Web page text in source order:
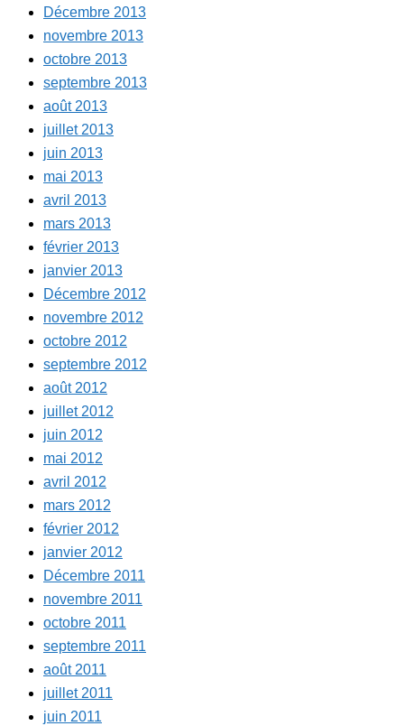
Décembre 2013
novembre 2013
octobre 2013
septembre 2013
août 2013
juillet 2013
juin 2013
mai 2013
avril 2013
mars 2013
février 2013
janvier 2013
Décembre 2012
novembre 2012
octobre 2012
septembre 2012
août 2012
juillet 2012
juin 2012
mai 2012
avril 2012
mars 2012
février 2012
janvier 2012
Décembre 2011
novembre 2011
octobre 2011
septembre 2011
août 2011
juillet 2011
juin 2011